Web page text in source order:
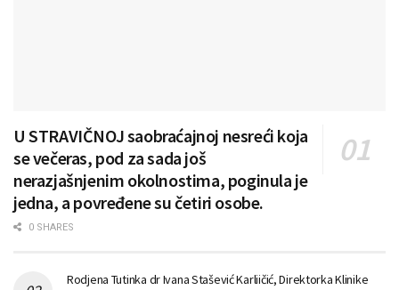
U STRAVIČNOJ saobraćajnoj nesreći koja
se večeras, pod za sada još
nerazjašnjenim okolnostima, poginula je
jedna, a povređene su četiri osobe.
0 SHARES
Rodjena Tutinka dr Ivana Stašević Karliičić, Direktorka Klinike